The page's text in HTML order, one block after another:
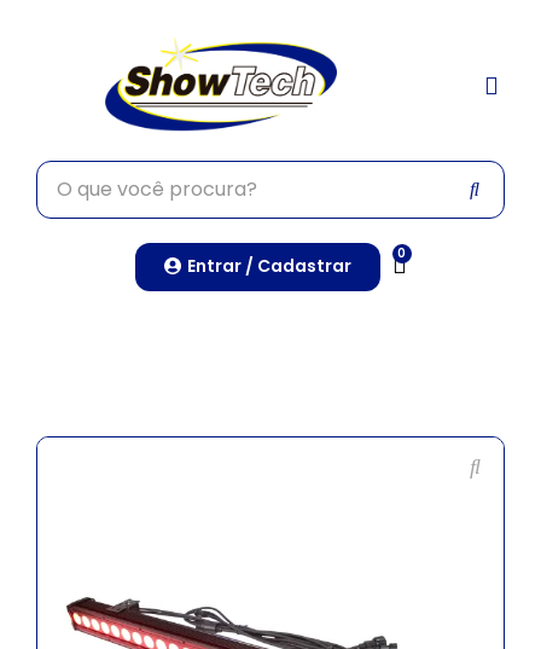
Entrar / Cadastrar
0